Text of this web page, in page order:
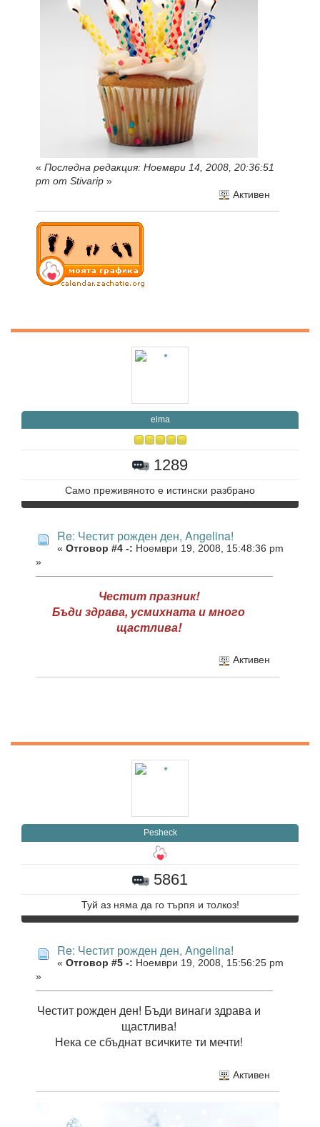
« Последна редакция: Ноември 14, 2008, 20:36:51
pm от Stivarip »
Активен
elma
1289
Само преживяното е истински разбрано
Re: Честит рожден ден, Angelina!
« Отговор #4 -: Ноември 19, 2008, 15:48:36 pm
»
Честит празник!
Бъди здрава, усмихната и много
щастлива!
Активен
Pesheck
5861
Туй аз няма да го търпя и толкоз!
Re: Честит рожден ден, Angelina!
« Отговор #5 -: Ноември 19, 2008, 15:56:25 pm
»
Честит рожден ден! Бъди винаги здрава и
щастлива!
Нека се сбъднат всичките ти мечти!
Активен